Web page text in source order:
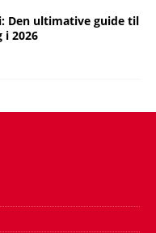
Den ultimative guide til
i 2026